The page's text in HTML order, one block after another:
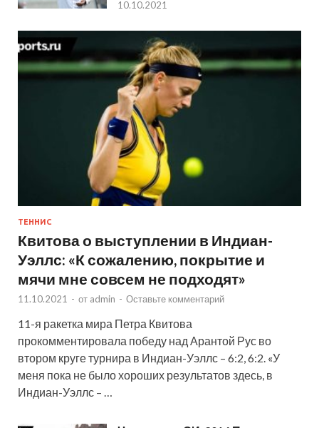
10.10.2021
ТЕННИС
Квитова о выступлении в Индиан-
Уэллс: «К сожалению, покрытие и
мячи мне совсем не подходят»
11.10.2021 - от admin - Оставьте комментарий
11-я ракетка мира Петра Квитова
прокомментировала победу над Арантой Рус во
втором круге турнира в Индиан-Уэллс – 6:2, 6:2. «У
меня пока не было хороших результатов здесь, в
Индиан-Уэллс – …